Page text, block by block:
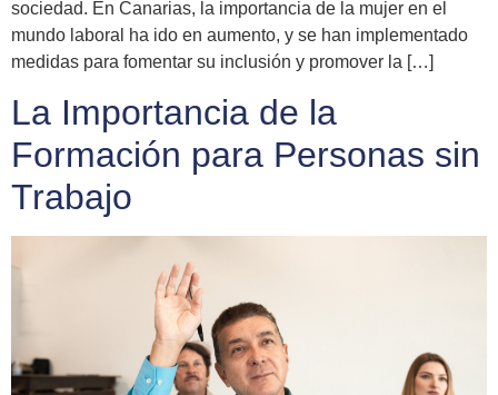
sociedad. En Canarias, la importancia de la mujer en el
mundo laboral ha ido en aumento, y se han implementado
medidas para fomentar su inclusión y promover la […]
La Importancia de la
Formación para Personas sin
Trabajo